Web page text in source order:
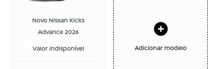
Novo Nissan Kicks
Advance 2026
Valor indisponível
Adicionar modelo